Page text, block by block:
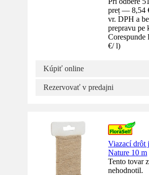
preț — 8,54
vr. DPH a
prepravu pe
Corespunde
€/ l)
Kúpiť online
Rezervovať v predajni
Viazací drôt
Nature 10 m
Tento tovar
nehodnotil.